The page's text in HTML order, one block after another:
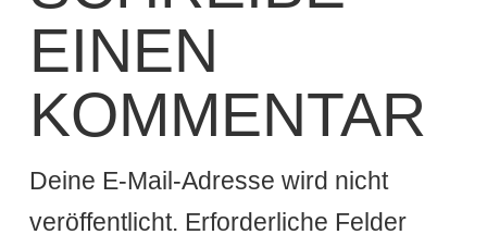
EINEN
KOMMENTAR
Deine E-Mail-Adresse wird nicht
veröffentlicht. Erforderliche Felder